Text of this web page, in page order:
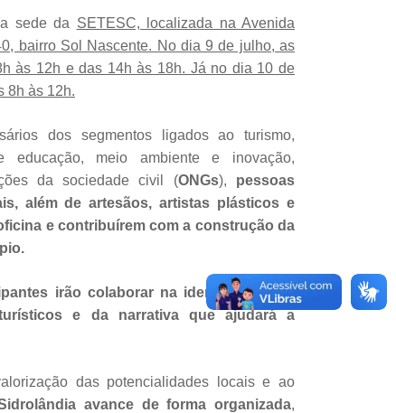
sede da SETESC, localizada na Avenida
bairro Sol Nascente. No dia 9 de julho, as
às 12h e das 14h às 18h. Já no dia 10 de
8h às 12h.
dos segmentos ligados ao turismo,
educação, meio ambiente e inovação,
da sociedade civil (ONGs), pessoas
além de artesãos, artistas plásticos e
e contribuírem com a construção da
irão colaborar na identificação de
e da narrativa que ajudará a
das potencialidades locais e ao
avance de forma organizada,